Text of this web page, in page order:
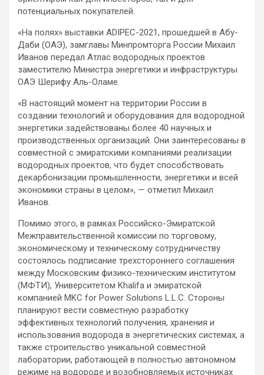
потенциальных покупателей.
«На полях» выставки ADIPEC-2021, прошедшей в Абу-
Даби (ОАЭ), замглавы Минпромторга России Михаил
Иванов передал Атлас водородных проектов
заместителю Министра энергетики и инфраструктуры
ОАЭ Шерифу Аль-Оламе.
«В настоящий момент на территории России в
создании технологий и оборудования для водородной
энергетики задействованы более 40 научных и
производственных организаций. Они заинтересованы в
совместной с эмиратскими компаниями реализации
водородных проектов, что будет способствовать
декарбонизации промышленности, энергетики и всей
экономики страны в целом», — отметил Михаил
Иванов.
Помимо этого, в рамках Российско-Эмиратской
Межправительственной комиссии по торговому,
экономическому и техническому сотрудничеству
состоялось подписание трехстороннего соглашения
между Московским физико-техническим институтом
(МФТИ), Университетом Khalifa и эмиратской
компанией MKC for Power Solutions L.L.C. Стороны
планируют вести совместную разработку
эффективных технологий получения, хранения и
использования водорода в энергетических системах, а
также строительство уникальной совместной
лаборатории, работающей в полностью автономном
режиме на водороде и возобновляемых источниках